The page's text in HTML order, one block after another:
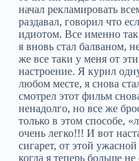
начал рекламировать
раздавал, говорил что
идиотом. Все именно
я вновь стал балваном,
же все таки у меня от
настроение. Я курил
любом месте, я снова
смотрел этот фильм
ненадолго, но все же
только в этом способе,
очень легко!!! И вот
сигарет, от этой
когда я теперь больше